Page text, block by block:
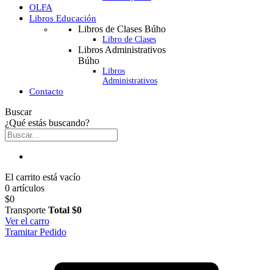
OLFA
Libros Educación
Libros de Clases Búho
Libro de Clases
Libros Administrativos
Búho
Libros
Administrativos
Contacto
Buscar
¿Qué estás buscando?
El carrito está vacío
0 artículos
$0
Transporte Total $0
Ver el carro
Tramitar Pedido